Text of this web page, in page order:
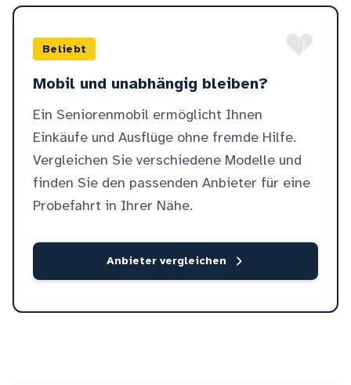
Beliebt
Mobil und unabhängig bleiben?
Ein Seniorenmobil ermöglicht Ihnen
Einkäufe und Ausflüge ohne fremde Hilfe.
Vergleichen Sie verschiedene Modelle und
finden Sie den passenden Anbieter für eine
Probefahrt in Ihrer Nähe.
Anbieter vergleichen